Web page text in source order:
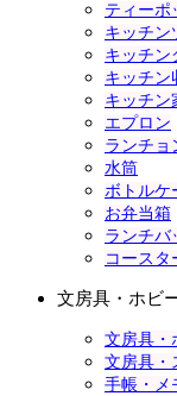
ティーポ
キッチン
キッチン
キッチン
キッチン
エプロン
ランチョ
水筒
ボトルケ
お弁当箱
ランチバ
コースタ
文房具・ホビ
文房具・
文房具・
手帳・メ